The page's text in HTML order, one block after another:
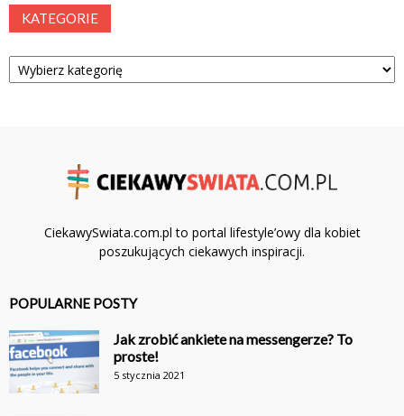
KATEGORIE
Kategorie
CiekawySwiata.com.pl to portal lifestyle’owy dla kobiet
poszukujących ciekawych inspiracji.
POPULARNE POSTY
Jak zrobić ankiete na messengerze? To
proste!
5 stycznia 2021